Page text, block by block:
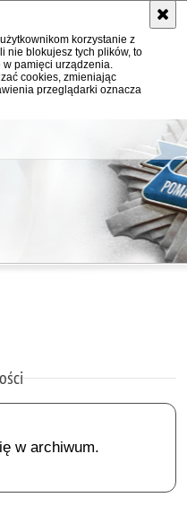
korzystanie z
nie blokujesz tych plików, to
pamięci urządzenia.
cookies, zmieniając
przeglądarki oznacza
w archiwum.